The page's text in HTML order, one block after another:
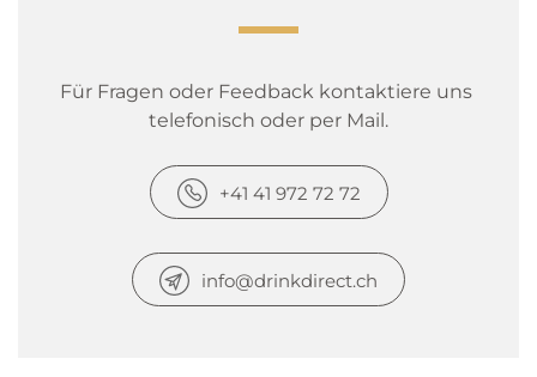
Für Fragen oder Feedback kontaktiere uns
telefonisch oder per Mail.
+41 41 972 72 72
info@drinkdirect.ch